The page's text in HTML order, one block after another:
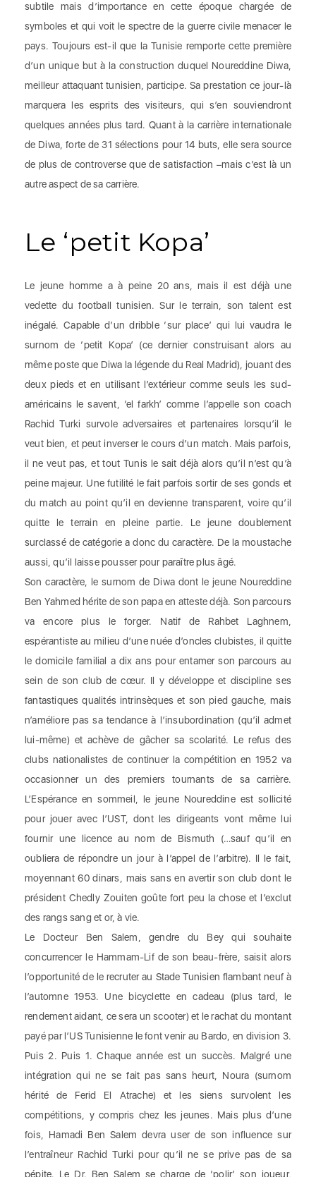
subtile mais d’importance en cette époque chargée de
symboles et qui voit le spectre de la guerre civile menacer le
pays. Toujours est-il que la Tunisie remporte cette première
d’un unique but à la construction duquel Noureddine Diwa,
meilleur attaquant tunisien, participe. Sa prestation ce jour-là
marquera les esprits des visiteurs, qui s’en souviendront
quelques années plus tard. Quant à la carrière internationale
de Diwa, forte de 31 sélections pour 14 buts, elle sera source
de plus de controverse que de satisfaction –mais c’est là un
autre aspect de sa carrière.
Le ‘petit Kopa’
Le jeune homme a à peine 20 ans, mais il est déjà une
vedette du football tunisien. Sur le terrain, son talent est
inégalé. Capable d’un dribble ‘sur place’ qui lui vaudra le
surnom de ‘petit Kopa’ (ce dernier construisant alors au
même poste que Diwa la légende du Real Madrid), jouant des
deux pieds et en utilisant l’extérieur comme seuls les sud-
américains le savent, ‘el farkh’ comme l’appelle son coach
Rachid Turki survole adversaires et partenaires lorsqu’il le
veut bien, et peut inverser le cours d’un match. Mais parfois,
il ne veut pas, et tout Tunis le sait déjà alors qu’il n’est qu’à
peine majeur. Une futilité le fait parfois sortir de ses gonds et
du match au point qu’il en devienne transparent, voire qu’il
quitte le terrain en pleine partie. Le jeune doublement
surclassé de catégorie a donc du caractère. De la moustache
aussi, qu’il laisse pousser pour paraître plus âgé.
Son caractère, le surnom de Diwa dont le jeune Noureddine
Ben Yahmed hérite de son papa en atteste déjà. Son parcours
va encore plus le forger. Natif de Rahbet Laghnem,
espérantiste au milieu d’une nuée d’oncles clubistes, il quitte
le domicile familial a dix ans pour entamer son parcours au
sein de son club de cœur. Il y développe et discipline ses
fantastiques qualités intrinsèques et son pied gauche, mais
n’améliore pas sa tendance à l’insubordination (qu’il admet
lui-même) et achève de gâcher sa scolarité. Le refus des
clubs nationalistes de continuer la compétition en 1952 va
occasionner un des premiers tournants de sa carrière.
L’Espérance en sommeil, le jeune Noureddine est sollicité
pour jouer avec l’UST, dont les dirigeants vont même lui
fournir une licence au nom de Bismuth (…sauf qu’il en
oubliera de répondre un jour à l’appel de l’arbitre). Il le fait,
moyennant 60 dinars, mais sans en avertir son club dont le
président Chedly Zouiten goûte fort peu la chose et l’exclut
des rangs sang et or, à vie.
Le Docteur Ben Salem, gendre du Bey qui souhaite
concurrencer le Hammam-Lif de son beau-frère, saisit alors
l’opportunité de le recruter au Stade Tunisien flambant neuf à
l’automne 1953. Une bicyclette en cadeau (plus tard, le
rendement aidant, ce sera un scooter) et le rachat du montant
payé par l’US Tunisienne le font venir au Bardo, en division 3.
Puis 2. Puis 1. Chaque année est un succès. Malgré une
intégration qui ne se fait pas sans heurt, Noura (surnom
hérité de Ferid El Atrache) et les siens survolent les
compétitions, y compris chez les jeunes. Mais plus d’une
fois, Hamadi Ben Salem devra user de son influence sur
l’entraîneur Rachid Turki pour qu’il ne se prive pas de sa
pépite. Le Dr. Ben Salem se charge de ‘polir’ son joueur,